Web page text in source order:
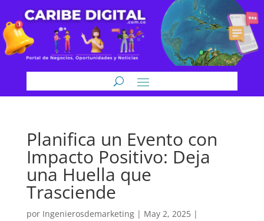
Planifica un Evento con
Impacto Positivo: Deja
una Huella que
Trasciende
por Ingenierosdemarketing| May 2, 2025|